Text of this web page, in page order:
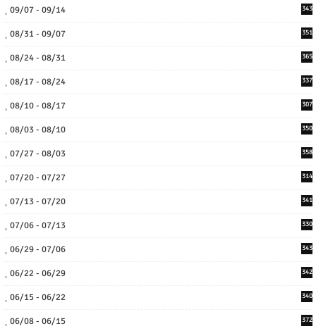
09/07 - 09/14 343
08/31 - 09/07 351
08/24 - 08/31 365
08/17 - 08/24 337
08/10 - 08/17 307
08/03 - 08/10 350
07/27 - 08/03 358
07/20 - 07/27 314
07/13 - 07/20 341
07/06 - 07/13 330
06/29 - 07/06 343
06/22 - 06/29 342
06/15 - 06/22 340
06/08 - 06/15 372